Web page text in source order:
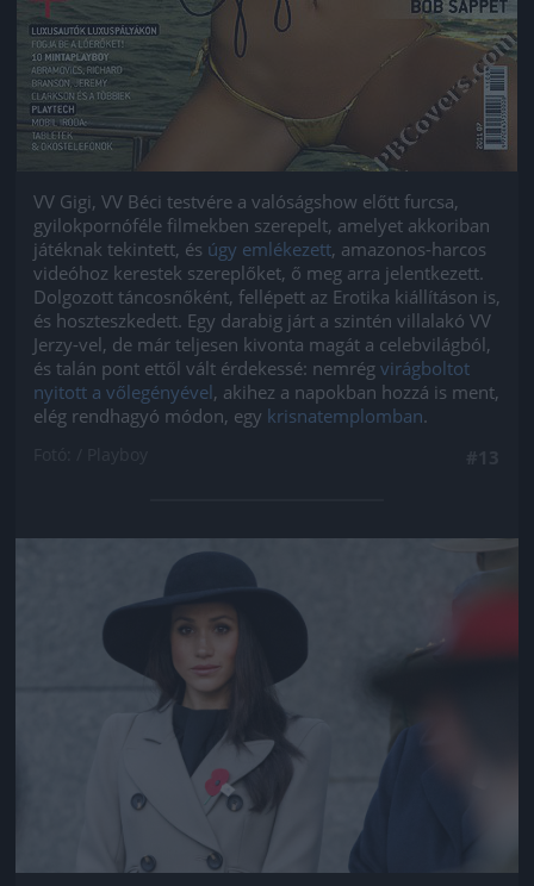
VV Gigi, VV Béci testvére a valóságshow előtt furcsa,
gyilokpornóféle filmekben szerepelt, amelyet akkoriban
játéknak tekintett, és úgy emlékezett, amazonos-harcos
videóhoz kerestek szereplőket, ő meg arra jelentkezett.
Dolgozott táncosnőként, fellépett az Erotika kiállításon is,
és hoszteszkedett. Egy darabig járt a szintén villalakó VV
Jerzy-vel, de már teljesen kivonta magát a celebvilágból,
és talán pont ettől vált érdekessé: nemrég virágboltot
nyitott a vőlegényével, akihez a napokban hozzá is ment,
elég rendhagyó módon, egy krisnatemplomban.
Jön még kép!